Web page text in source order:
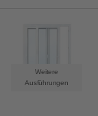
Weitere
Ausführungen